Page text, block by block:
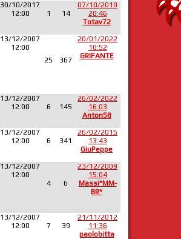
30/10/2017
12:00
1 14
07/10/2019
20:46
Totav72
13/12/2007
12:00
25
367
20/01/2022
10:52
GRIFANTE
13/12/2007
12:00
6 145
26/02/2022
16:03
Anton58
13/12/2007
12:00
6 341
26/02/2015
13:43
GiuPeppe
13/12/2007
12:00
4
6
23/12/2009
15:04
Massi*MM-
BR*
13/12/2007
12:00
7 39
21/11/2012
11:36
paolobitta